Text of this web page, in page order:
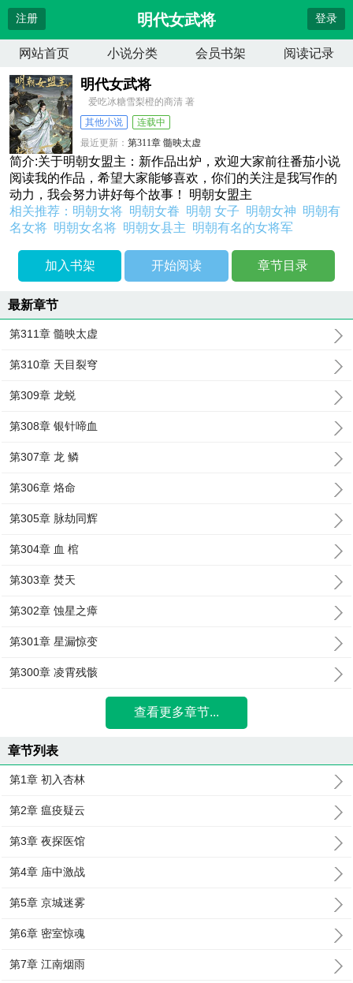
注册 明代女武将 登录
网站首页 小说分类 会员书架 阅读记录
明代女武将
爱吃冰糖雪梨橙的商清 著
其他小说
连载中
最近更新：第311章 髓映太虚
更新时间： 2026-04-11 08:11:06
简介:关于明朝女盟主：新作品出炉，欢迎大家前往番茄小说
阅读我的作品，希望大家能够喜欢，你们的关注是我写作的
动力，我会努力讲好每个故事！ 明朝女盟主
相关推荐： 明朝女将 明朝女眷 明朝 女子 明朝女神 明朝有
名女将 明朝女名将 明朝女县主 明朝有名的女将军
加入书架 开始阅读 章节目录
最新章节
第311章 髓映太虚
第310章 天目裂穹
第309章 龙蜕
第308章 银针啼血
第307章 龙 鳞
第306章 烙命
第305章 脉劫同辉
第304章 血 棺
第303章 焚天
第302章 蚀星之瘴
第301章 星漏惊变
第300章 凌霄残骸
查看更多章节...
章节列表
第1章 初入杏林
第2章 瘟疫疑云
第3章 夜探医馆
第4章 庙中激战
第5章 京城迷雾
第6章 密室惊魂
第7章 江南烟雨